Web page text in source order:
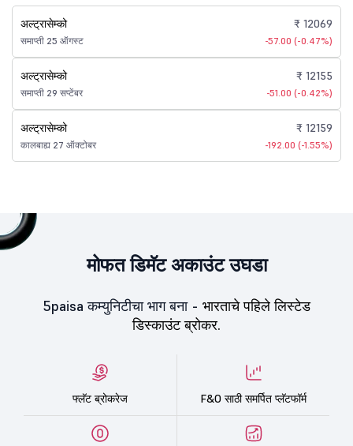
अल्ट्रासेम्को
समाप्ती 25 ऑगस्ट
₹ 12069
-57.00 (-0.47%)
अल्ट्रासेम्को
समाप्ती 29 सप्टेंबर
₹ 12155
-51.00 (-0.42%)
अल्ट्रासेम्को
कालबाह्य 27 ऑक्टोबर
₹ 12159
-192.00 (-1.55%)
मोफत डिमॅट अकाउंट उघडा
5paisa कम्युनिटीचा भाग बना - भारताचे पहिले लिस्टेड
डिस्काउंट ब्रोकर.
फ्लॅट ब्रोकरेज F&O साठी समर्पित प्लॅटफॉर्म